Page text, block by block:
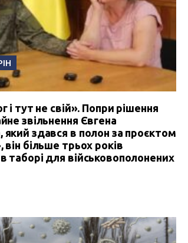
і тут не свій». Попри рішення
звільнення Євгена
здався в полон за проєктом
більше трьох років
таборі для військовополонених